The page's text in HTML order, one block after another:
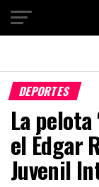
DEPORTES
La pelota
el Édgar
Juvenil